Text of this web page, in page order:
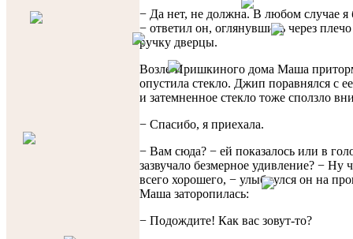
− Да нет, не должна. В любом случае я
− ответил он, оглянувшись через плечо
ручку дверцы.
Возле Иришкиного дома Маша
опустила стекло. Джип поравнялся с
и затемненное стекло тоже сползло
− Спасибо, я приехала.
− Вам сюда? − ей показалось или в
зазвучало безмерное удивление? − Ну
всего хорошего, − улыбнулся он на
Маша заторопилась:
− Подождите! Как вас зовут-то?